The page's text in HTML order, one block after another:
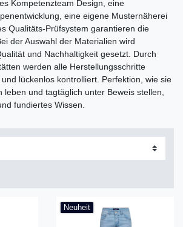
Kompetenzteam Design, eine
eine eigene Musternäherei
Qualitäts-Prüfsystem garantieren die
der Auswahl der Materialien wird
und Nachhaltigkeit gesetzt. Durch
werden alle Herstellungsschritte
lückenlos kontrolliert. Perfektion, wie sie
und tagtäglich unter Beweis stellen,
fundiertes Wissen.
Neuheit